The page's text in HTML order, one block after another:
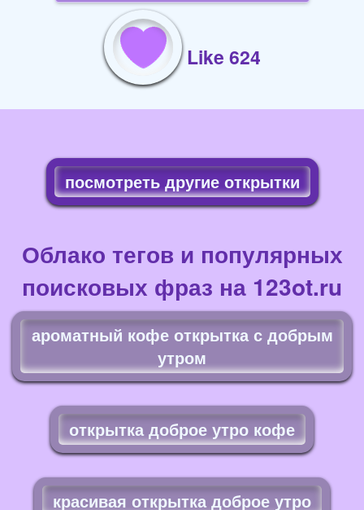
Like 624
посмотреть другие открытки
Облако тегов и популярных
поисковых фраз на 123ot.ru
ароматный кофе открытка с добрым
утром
открытка доброе утро кофе
красивая открытка доброе утро